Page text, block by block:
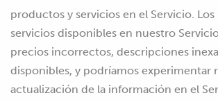
productos y servicios en el Servicio.
servicios disponibles en nuestro
precios incorrectos, descripciones
disponibles, y podríamos experimentar
actualización de la información en el